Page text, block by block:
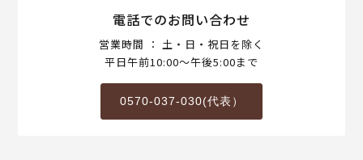
電話でのお問い合わせ
営業時間 ： 土・日・祝日を除く
平日午前10:00～午後5:00まで
0570-037-030(代表）